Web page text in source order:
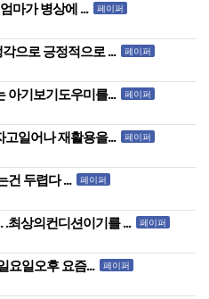
마가 병상에 ... 페이퍼
으로 긍정적으로 ... 페이퍼
아기보기도우미를... 페이퍼
일어나 재활용을... 페이퍼
건 두렵다 ... 페이퍼
최상의컨디션이기를 ... 페이퍼
요일오후 요즘... 페이퍼